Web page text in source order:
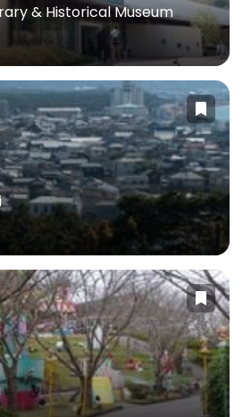
& Historical Museum